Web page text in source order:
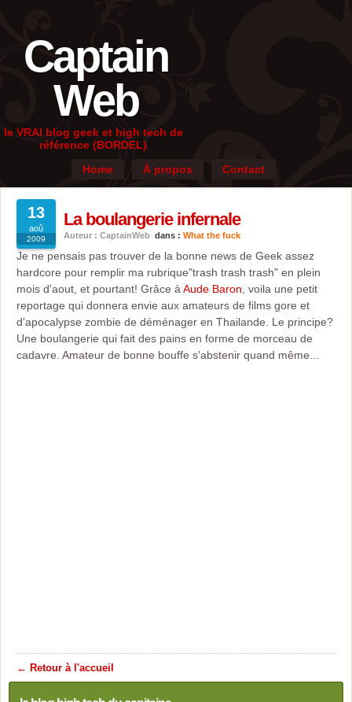
Captain
Web
le VRAI blog geek et high tech de
référence (BORDEL)
Home
À propos Contact
13
aoû
2009
La boulangerie infernale
Auteur : CaptainWeb dans : What the fuck
Je ne pensais pas trouver de la bonne news de Geek assez
hardcore pour remplir ma rubrique"trash trash trash" en plein
mois d'aout, et pourtant! Grâce à Aude Baron , voila une petit
reportage qui donnera envie aux amateurs de films gore et
d'apocalypse zombie de déménager en Thailande. Le principe?
Une boulangerie qui fait des pains en forme de morceau de
cadavre. Amateur de bonne bouffe s'abstenir quand même...
← Retour à l'accueil